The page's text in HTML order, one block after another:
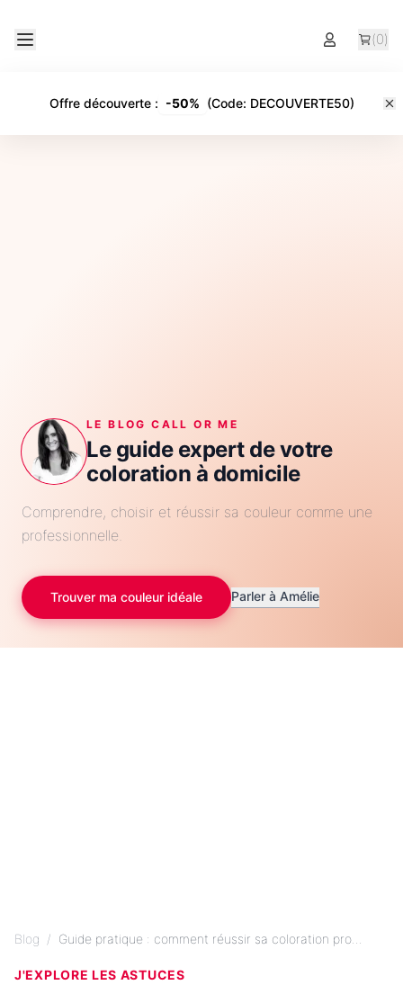
(0)
Offre découverte: -50% (Code: DECOUVERTE50)
LE BLOG CALL OR ME
Le guide expert de votre
coloration à domicile
Comprendre, choisir et réussir sa couleur comme une
professionnelle.
Trouver ma couleur idéale Parler à Amélie
Blog / Guide pratique : comment réussir sa coloration pro...
J'EXPLORE LES ASTUCES